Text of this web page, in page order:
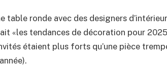
table ronde avec des designers
«les tendances de décoration pour
étaient plus forts qu’une pièce